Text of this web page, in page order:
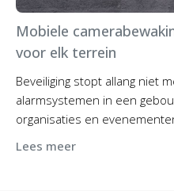
Mobiele
voor elk terrein
Beveiliging stopt allang niet
alarmsystemen in een
organisaties en
Lees meer